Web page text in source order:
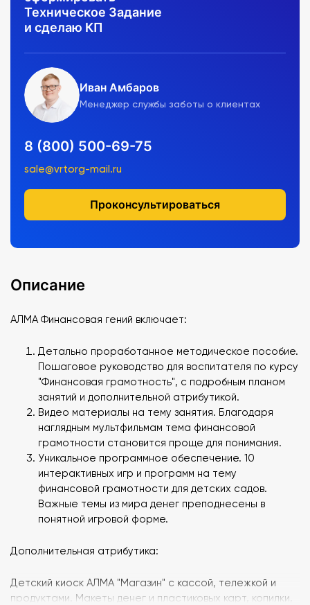
Техническое Задание
и сделаю КП
Иван Амбаров
Менеджер службы заботы о клиентах
8 (800) 500-69-75
sale@vrtorg-mail.ru
Проконсультироваться
Описание
АЛМА Финансовая гений включает:
Детально проработанное методическое пособие.
Пошаговое руководство для воспитателя по курсу
"Финансовая грамотность", с подробным планом
занятий и дополнительной атрибутикой.
Видео материалы на тему занятия. Благодаря
наглядным мультфильмам тема финансовой
грамотности становится проще для понимания.
Уникальное программное обеспечение. 10
интерактивных игр и программ на тему
финансовой грамотности для детских садов.
Важные темы из мира денег преподнесены в
понятной игровой форме.
Дополнительная атрибутика:
Детский киоск АЛМА "Магазин" с кассой, тележкой и
продуктами. Макеты денег и пластиковых карт, копилки,